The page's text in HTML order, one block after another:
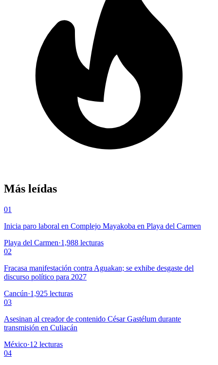
Más leídas
01
Inicia paro laboral en Complejo Mayakoba en Playa del Carmen
Playa del Carmen·1,988 lecturas
02
Fracasa manifestación contra Aguakan; se exhibe desgaste del
discurso político para 2027
Cancún·1,925 lecturas
03
Asesinan al creador de contenido César Gastélum durante
transmisión en Culiacán
México·12 lecturas
04